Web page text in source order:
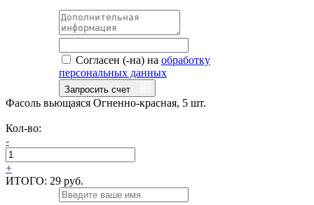
Согласен (-на) на обработку
персональных данных
Запросить счет
Фасоль вьющаяся Огненно-красная, 5 шт.
Кол-во:
-
+
ИТОГО: 29 руб.